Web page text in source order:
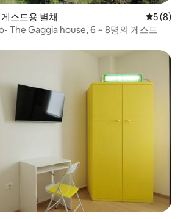
스트용 별채 평점 5점
5 (8)
The Gaggia house, 6 ~ 8명의 게스트